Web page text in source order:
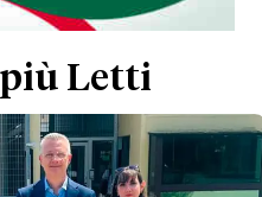
Letti